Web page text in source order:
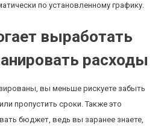
по установленному графику.
выработать
расходы
вы меньше рискуете забыть
пропустить сроки. Также это
бюджет, ведь вы заранее знаете,